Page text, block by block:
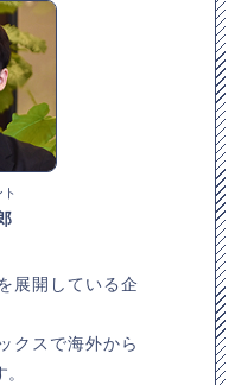
展開している企
クスで海外から